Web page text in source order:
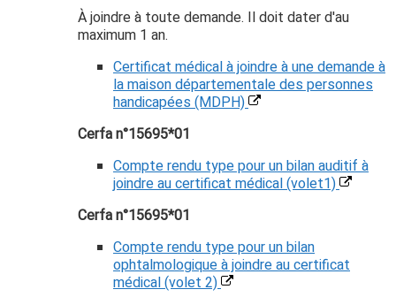
À joindre à toute demande. Il doit dater d'au
maximum 1 an.
Certificat médical à joindre à une demande à
la maison départementale des personnes
handicapées (MDPH)
Cerfa n°15695*01
Compte rendu type pour un bilan auditif à
joindre au certificat médical (volet1)
Cerfa n°15695*01
Compte rendu type pour un bilan
ophtalmologique à joindre au certificat
médical (volet 2)